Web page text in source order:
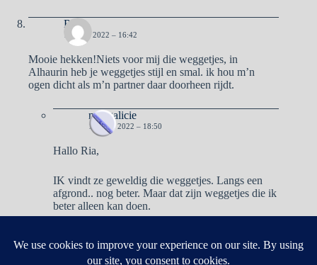
Ria
19 JULI 2022 – 16:42
Mooie hekken!Niets voor mij die weggetjes, in
Alhaurin heb je weggetjes stijl en smal. ik hou m’n
ogen dicht als m’n partner daar doorheen rijdt.
naargalicie
19 JULI 2022 – 18:50
Hallo Ria,
IK vindt ze geweldig die weggetjes. Langs een
afgrond.. nog beter. Maar dat zijn weggetjes die ik
beter alleen kan doen.